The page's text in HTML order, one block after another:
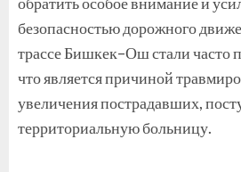
безопасностью дорожного
трассе Бишкек–Ош стали часто
что является причиной
увеличения пострадавших,
территориальную больницу.